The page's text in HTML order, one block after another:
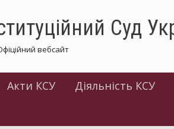
Суд
вебсайт
Акти КСУ Діяльність КСУ